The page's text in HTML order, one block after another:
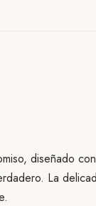
diseñado
La